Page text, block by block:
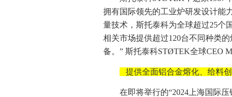
拥有国际领先的工业炉研发设计能
量技术，斯托泰科为全球超过25个
相关市场提供超过120台不同种类
备。” 斯托泰科STØTEK全球CEO
提供全面铝合金熔化、给料
在即将举行的“2024上海国际